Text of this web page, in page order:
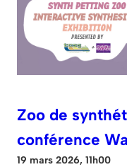
Zoo de
conférence
19 mars 2026, 11h00